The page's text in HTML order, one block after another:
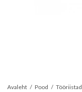
Avaleht Pood Tööriistad